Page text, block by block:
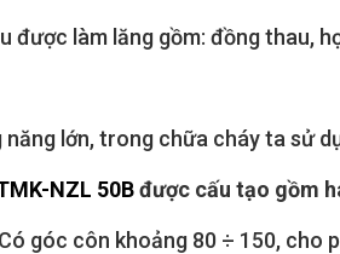
được làm lăng gồm: đồng thau,
lớn, trong chữa cháy ta sử
NZL 50Bđược cấu tạo gồm
góc côn khoảng 80 ÷ 150,